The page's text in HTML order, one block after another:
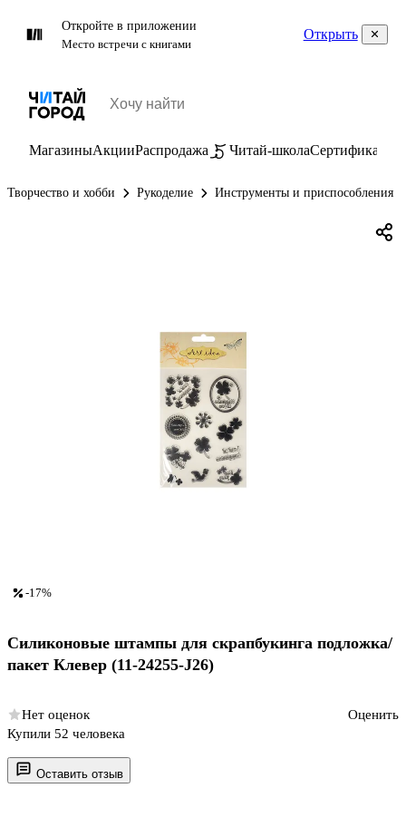
Откройте в приложении
Место встречи с книгами
Открыть
МагазиныАкцииРаспродажа Читай-школаСертификаты
Творчество и хобби Рукоделие Инструменты и приспособления
Оставить отзыв
-17%
Силиконовые штампы для скрапбукинга подложка/
пакет Клевер (11-24255-J26)
Нет оценок
Оценить
Купили 52 человека